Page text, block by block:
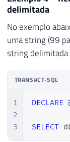
delimitada
No exemplo
uma string (99
string
TRANSACT-SQL
1
2
3
DECLARE
SELECT